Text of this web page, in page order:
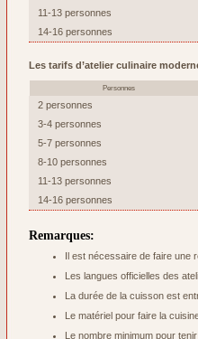
11-13 personnes
14-16 personnes
Les tarifs d’atelier culinaire
Personnes
2 personnes
3-4 personnes
5-7 personnes
8-10 personnes
11-13 personnes
14-16 personnes
Remarques:
Il est nécessaire de faire une
Les langues officielles des
La durée de la cuisson est
Le matériel pour faire la
Le nombre minimum pour tenir